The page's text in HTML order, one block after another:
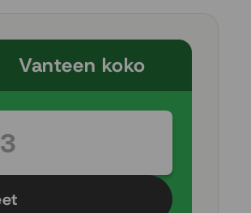
Vanteen koko